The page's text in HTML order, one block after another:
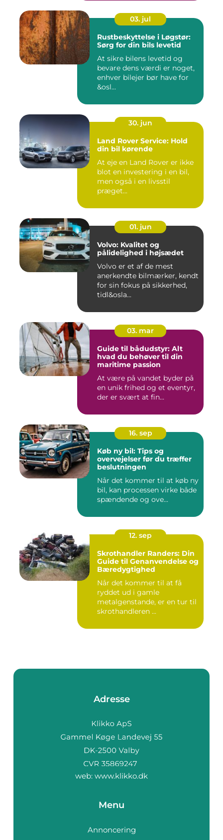
03. jul
Rustbeskyttelse i Løgstør:
Sørg for din bils levetid
At sikre bilens levetid og
bevare dens værdi er noget,
enhver bilejer bør have for
&osl...
30. jun
Land Rover Service: Hold
din bil kørende
At eje en Land Rover er ikke
blot en investering i en bil,
men også i en livsstil
præget...
01. jun
Volvo: Kvalitet og
pålidelighed i højsædet
Volvo er et af de mest
anerkendte bilmærker, kendt
for sin fokus på sikkerhed,
tidl&osla...
03. mar
Guide til bådudstyr: Alt
hvad du behøver til din
maritime passion
At være på vandet byder på
en unik frihed og et eventyr,
der er svært at fin...
16. sep
Køb ny bil: Tips og
overvejelser før du træffer
beslutningen
Når det kommer til at køb ny
bil, kan processen virke både
spændende og ove...
12. sep
Skrothandler Randers: Din
Guide til Genanvendelse og
Bæredygtighed
Når det kommer til at få
ryddet ud i gamle
metalgenstande, er en tur til
skrothandleren ...
Adresse
web: www.klikko.dk
Menu
Annoncering